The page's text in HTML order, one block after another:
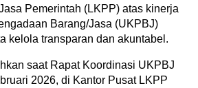
Pemerintah (LKPP) atas kinerja
Barang/Jasa (UKPBJ)
kelola transparan dan akuntabel.
saat Rapat Koordinasi UKPBJ
2026, di Kantor Pusat LKPP